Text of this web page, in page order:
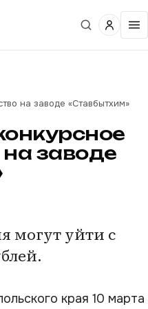
на заводе «Ставбытхим»
заводе
могут уйти с
края 10 марта